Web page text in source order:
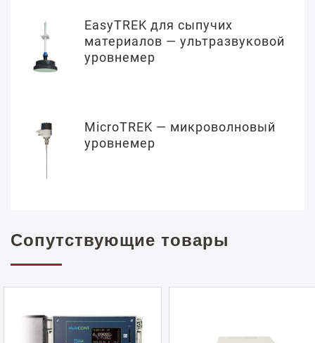
EasyTREK для сыпучих
материалов — ультразвуковой
уровнемер
MicroTREK — микроволновый
уровнемер
Сопутствующие товары